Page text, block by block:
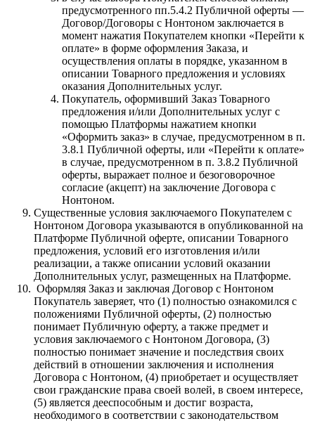
предусмотренного пп.5.4.2 Публичной оферты —
Договор/Договоры с Нонтоном заключается в
момент нажатия Покупателем кнопки «Перейти к
оплате» в форме оформления Заказа, и
осуществления оплаты в порядке, указанном в
описании Товарного предложения и условиях
оказания Дополнительных услуг.
Покупатель, оформивший Заказ Товарного
предложения и/или Дополнительных услуг с
помощью Платформы нажатием кнопки
«Оформить заказ» в случае, предусмотренном в п.
3.8.1 Публичной оферты, или «Перейти к оплате»
в случае, предусмотренном в п. 3.8.2 Публичной
оферты, выражает полное и безоговорочное
согласие (акцепт) на заключение Договора с
Нонтоном.
Существенные условия заключаемого Покупателем с
Нонтоном Договора указываются в опубликованной на
Платформе Публичной оферте, описании Товарного
предложения, условий его изготовления и/или
реализации, а также описании условий оказании
Дополнительных услуг, размещенных на Платформе.
Оформляя Заказ и заключая Договор с Нонтоном
Покупатель заверяет, что (1) полностью ознакомился с
положениями Публичной оферты, (2) полностью
понимает Публичную оферту, а также предмет и
условия заключаемого с Нонтоном Договора, (3)
полностью понимает значение и последствия своих
действий в отношении заключения и исполнения
Договора с Нонтоном, (4) приобретает и осуществляет
свои гражданские права своей волей, в своем интересе,
(5) является дееспособным и достиг возраста,
необходимого в соответствии с законодательством